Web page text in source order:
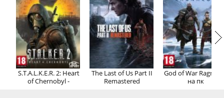
Регистрация Вход
S.T.A.L.K.E.R. 2: Heart
of Chernobyl -
The Last of Us Part II
Remastered
God of War
на пк